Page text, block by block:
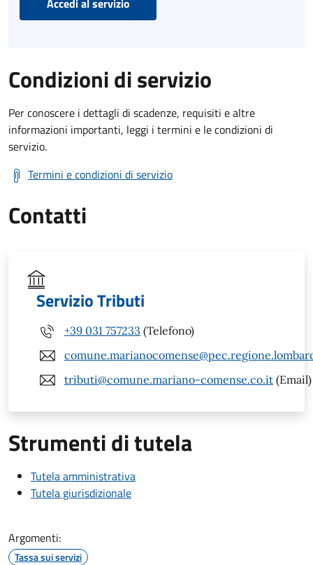
Condizioni di servizio
Per conoscere i dettagli di scadenze, requisiti e altre
informazioni importanti, leggi i termini e le condizioni di
servizio.
Termini e condizioni di servizio
Contatti
Servizio Tributi
+39 031 757233 (Telefono)
tributi@comune.mariano-comense.co.it (Email)
Strumenti di tutela
Tutela amministrativa
Tutela giurisdizionale
Argomenti:
Tassa sui servizi